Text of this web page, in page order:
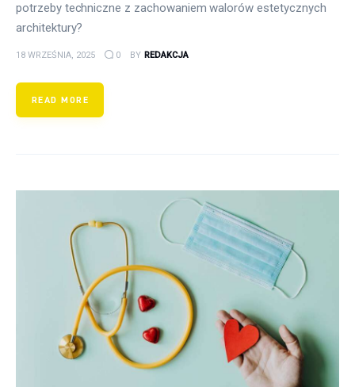
potrzeby techniczne z zachowaniem walorów estetycznych
architektury?
18 WRZEŚNIA, 2025 0 BY REDAKCJA
READ MORE